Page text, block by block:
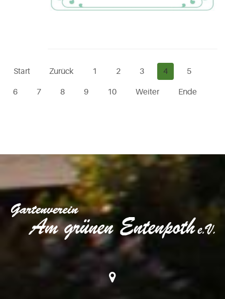
Start Zurück 1 2 3 4 5
6 7 8 9 10 Weiter Ende